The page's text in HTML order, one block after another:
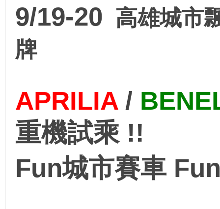
9/19-20 高雄城市
牌
APRILIA/
重機試乘 !!
Fun城市賽車